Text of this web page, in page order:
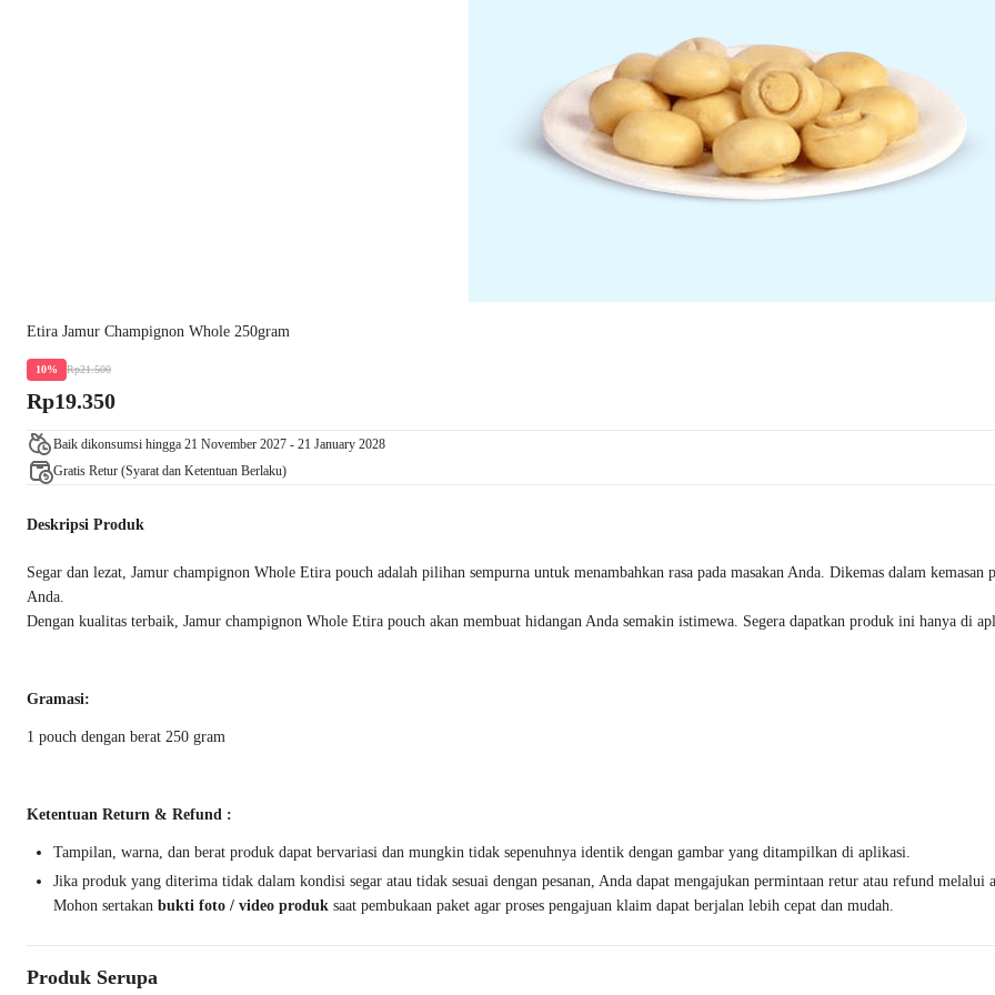
Etira Jamur Champignon Whole 250gram
10% Rp21.500
Rp19.350
Baik dikonsumsi hingga 21 November 2027 - 21 January 2028
Gratis Retur (Syarat dan Ketentuan Berlaku)
Deskripsi Produk
Segar dan lezat, Jamur champignon Whole Etira pouch adalah pilihan sempurna untuk menambahkan rasa pada masakan Anda. Dikemas dalam
Anda.
Dengan kualitas terbaik, Jamur champignon Whole Etira pouch akan membuat hidangan Anda semakin istimewa. Segera dapatkan produk ini hanya di
Gramasi:
1 pouch dengan berat 250 gram
Ketentuan Return & Refund :
Tampilan, warna, dan berat produk dapat bervariasi dan mungkin tidak sepenuhnya identik dengan gambar yang ditampilkan di aplikasi.
Jika produk yang diterima tidak dalam kondisi segar atau tidak sesuai dengan pesanan, Anda dapat mengajukan permintaan retur atau refund
Mohon sertakan bukti foto / video produk saat pembukaan paket agar proses pengajuan klaim dapat berjalan lebih cepat dan mudah.
Produk Serupa